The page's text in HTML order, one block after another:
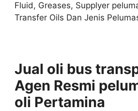
Fluid, Greases, Supplyer
Transfer Oils Dan Jenis
Jual oli bus
Agen Resmi
oli Pertamina